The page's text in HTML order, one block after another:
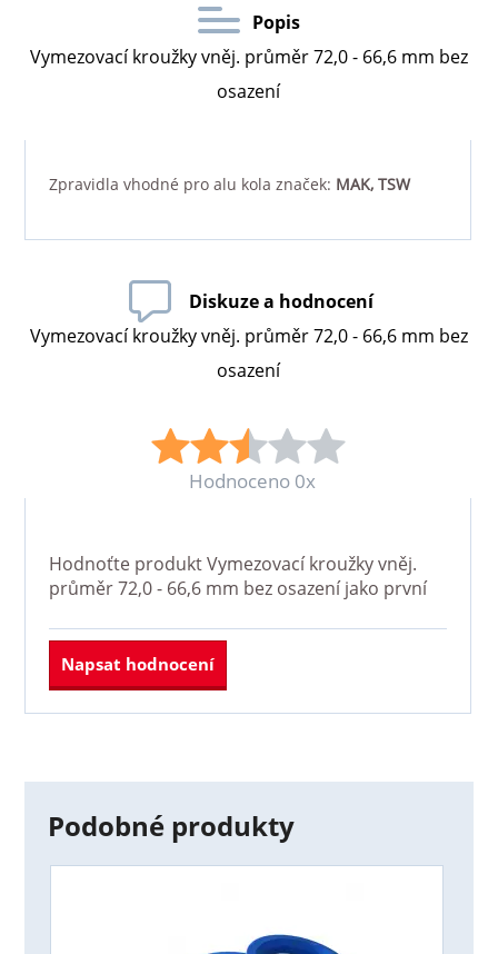
Popis
Vymezovací kroužky vněj. průměr 72,0 - 66,6 mm bez
osazení
Zpravidla vhodné pro alu kola značek: MAK, TSW
Diskuze a hodnocení
Vymezovací kroužky vněj. průměr 72,0 - 66,6 mm bez
osazení
Hodnoceno 0x
Hodnoťte produktVymezovací kroužky vněj.
průměr 72,0 - 66,6 mm bez osazeníjako první
Napsat hodnocení
Podobné produkty